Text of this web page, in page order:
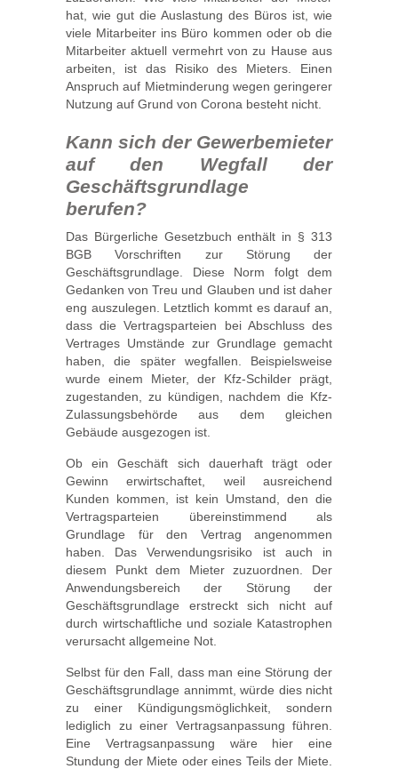
hat, wie gut die Auslastung des Büros ist, wie
viele Mitarbeiter ins Büro kommen oder ob die
Mitarbeiter aktuell vermehrt von zu Hause aus
arbeiten, ist das Risiko des Mieters. Einen
Anspruch auf Mietminderung wegen geringerer
Nutzung auf Grund von Corona besteht nicht.
Kann sich der Gewerbemieter
auf den Wegfall der
Geschäftsgrundlage
berufen?
Das Bürgerliche Gesetzbuch enthält in § 313
BGB Vorschriften zur Störung der
Geschäftsgrundlage. Diese Norm folgt dem
Gedanken von Treu und Glauben und ist daher
eng auszulegen. Letztlich kommt es darauf an,
dass die Vertragsparteien bei Abschluss des
Vertrages Umstände zur Grundlage gemacht
haben, die später wegfallen. Beispielsweise
wurde einem Mieter, der Kfz-Schilder prägt,
zugestanden, zu kündigen, nachdem die Kfz-
Zulassungsbehörde aus dem gleichen
Gebäude ausgezogen ist.
Ob ein Geschäft sich dauerhaft trägt oder
Gewinn erwirtschaftet, weil ausreichend
Kunden kommen, ist kein Umstand, den die
Vertragsparteien übereinstimmend als
Grundlage für den Vertrag angenommen
haben. Das Verwendungsrisiko ist auch in
diesem Punkt dem Mieter zuzuordnen. Der
Anwendungsbereich der Störung der
Geschäftsgrundlage erstreckt sich nicht auf
durch wirtschaftliche und soziale Katastrophen
verursacht allgemeine Not.
Selbst für den Fall, dass man eine Störung der
Geschäftsgrundlage annimmt, würde dies nicht
zu einer Kündigungsmöglichkeit, sondern
lediglich zu einer Vertragsanpassung führen.
Eine Vertragsanpassung wäre hier eine
Stundung der Miete oder eines Teils der Miete.